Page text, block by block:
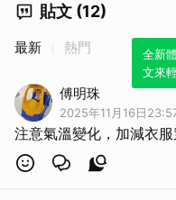
貼文 (12)
全新
文來
最新 熱門
傅明珠
2025年11月16日
注意氣溫變化，加減衣